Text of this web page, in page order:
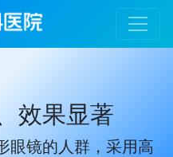
效果显著
眼镜的人群，采用高